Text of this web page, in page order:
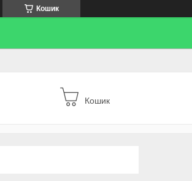
Кошик
Кошик